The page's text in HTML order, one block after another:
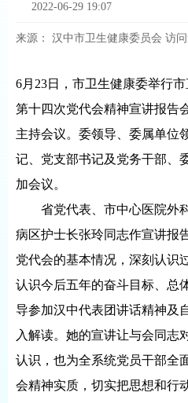
2022-06-29 19:07
来源： 汉中市卫生健康委员会 访问
6月23日，市卫生健康委举行
第十四次党代会精神宣讲报告
主持会议。委领导、委属单位
记、党支部书记及党务干部、
加会议。
省党代表、市中心医院外
病区护士长张玲同志作宣讲报
党代会的基本情况，深刻认识
认识今后五年的奋斗目标、总
导参加汉中代表团讲话精神及
入解读。她的宣讲让与会同志
认识，也为全系统党员干部全
会精神实质，切实把思想和行